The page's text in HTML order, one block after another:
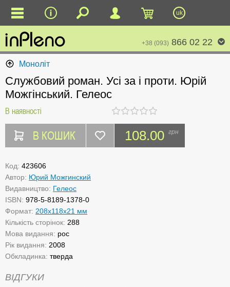
uk
+38 (093) 866 02 22
Моноліт
Службовий роман. Усі за і проти. Юрій
Можгінський. Гелеос
В наявності
В КОШИК 108.00 грн
Код: 423606
Автор: Юрий Можгинский
Видавництво: Гелеос
ISBN: 978-5-8189-1378-0
Формат: 208x118x21 мм
Кількість сторінок: 288
Мова видання: рос
Рік видання: 2008
Обкладинка: тверда
ВІДГУКИ